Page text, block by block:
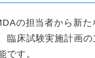
の担当者から新
臨床試験実施計画
です。